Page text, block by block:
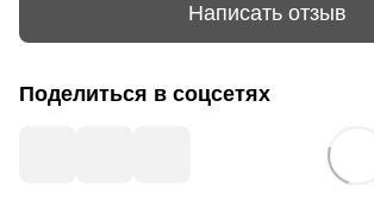
Написать отзыв
Поделиться в соцсетях